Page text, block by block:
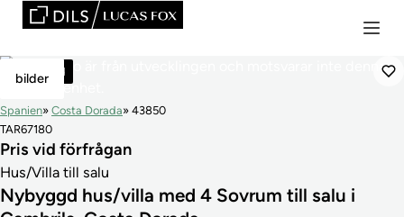
Reserverad
bilder
Spanien Costa Dorada
43850
TAR67180
Pris vid förfrågan
Hus/Villa till salu
Nybyggd hus/villa med 4 Sovrum till salu i